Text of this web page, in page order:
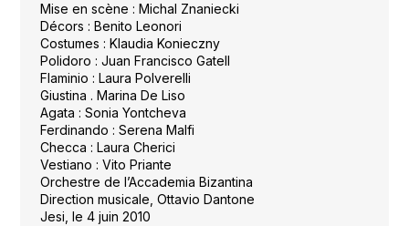
Mise en scène : Michal Znaniecki
Décors : Benito Leonori
Costumes : Klaudia Konieczny
Polidoro : Juan Francisco Gatell
Flaminio : Laura Polverelli
Giustina . Marina De Liso
Agata : Sonia Yontcheva
Ferdinando : Serena Malfi
Checca : Laura Cherici
Vestiano : Vito Priante
Orchestre de l’Accademia Bizantina
Direction musicale, Ottavio Dantone
Jesi, le 4 juin 2010